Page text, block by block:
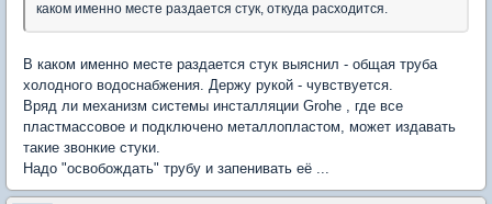
каком именно месте раздается стук, откуда расходится.
В каком именно месте раздается стук выяснил - общая труба
холодного водоснабжения. Держу рукой - чувствуется.
Вряд ли механизм системы инсталляции Grohe , где все
пластмассовое и подключено металлопластом, может издавать
такие звонкие стуки.
Надо "освобождать" трубу и запенивать её ...